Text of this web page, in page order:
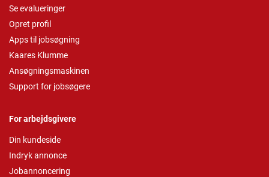
Se evalueringer
Opret profil
Apps til jobsøgning
Kaares Klumme
Ansøgningsmaskinen
Support for jobsøgere
For arbejdsgivere
Din kundeside
Indryk annonce
Jobannoncering